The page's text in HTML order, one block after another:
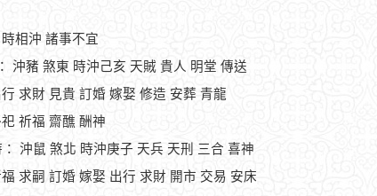
相沖 諸事不宜
沖豬 煞東 時沖己亥 天賊 貴人 明堂 傳送
求財 見貴 訂婚 嫁娶 修造 安葬 青龍
祈福 齋醮 酬神
沖鼠 煞北 時沖庚子 天兵 天刑 三合 喜神
求嗣 訂婚 嫁娶 出行 求財 開市 交易 安床